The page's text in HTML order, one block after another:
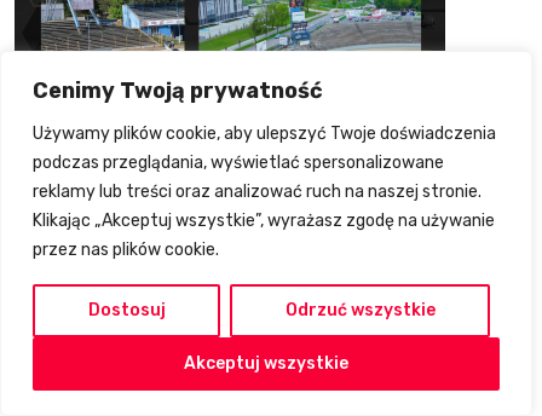
Cenimy Twoją prywatność
Używamy plików cookie, aby ulepszyć Twoje doświadczenia
podczas przeglądania, wyświetlać spersonalizowane
reklamy lub treści oraz analizować ruch na naszej stronie.
Klikając „Akceptuj wszystkie”, wyrażasz zgodę na używanie
przez nas plików cookie.
Dostosuj Odrzuć wszystkie
Akceptuj wszystkie
2025-04-26
Postępy prac na stadionie miejskim w
Tarnowie (Wideo, foto)
2025-05-09
Zaplecze Kadry Juniorów – Opole,